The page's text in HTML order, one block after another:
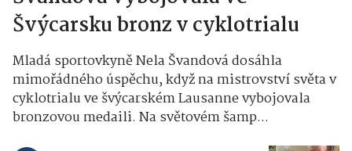
Švýcarsku bronz v cyklotrialu
Mladá sportovkyně Nela Švandová dosáhla
mimořádného úspěchu, když na mistrovství světa v
cyklotrialu ve švýcarském Lausanne vybojovala
bronzovou medaili. Na světovém šamp...